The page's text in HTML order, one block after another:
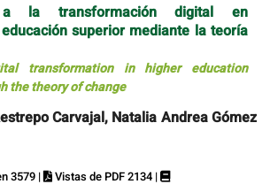
a la transformación digital en
superior mediante la teoría
transformation in higher education
the theory of change
Carvajal, Natalia Andrea Gómez
3579 | Vistas de PDF 2134 |